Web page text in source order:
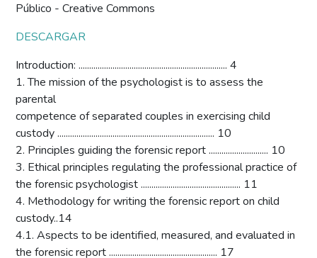
Público - Creative Commons
DESCARGAR
Introduction: ...................................................................... 4
1. The mission of the psychologist is to assess the
parental
competence of separated couples in exercising child
custody .......................................................................... 10
2. Principles guiding the forensic report ............................ 10
3. Ethical principles regulating the professional practice of
the forensic psychologist ............................................... 11
4. Methodology for writing the forensic report on child
custody..14
4.1. Aspects to be identified, measured, and evaluated in
the forensic report ................................................... 17